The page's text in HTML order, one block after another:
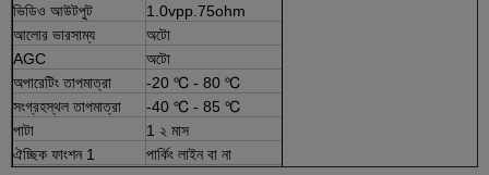
ভিডিও আউটপুট
1.0vpp.75ohm
আলোর ভারসাম্য
অটো
AGC
অটো
অপারেটিং তাপমাত্রা
-20 ℃ - 80 ℃
সংগ্রহস্থল তাপমাত্রা
-40 ℃ - 85 ℃
পাটা
1 ২ মাস
ঐচ্ছিক ফাংশন 1
পার্কিং লাইন বা না